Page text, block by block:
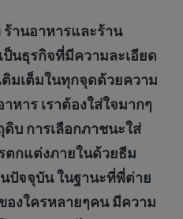
ร้านอาหารและร้าน
ป็นธุรกิจที่มีความละเอียด
ติมเต็มในทุกจุดด้วยความ
หาร เราต้องใส่ใจมากๆ
บ การเลือกภาชนะใส่
ตกแต่งภายในด้วยธีม
ปัจจุบัน ในฐานะที่พี่ต่าย
องใครหลายๆคน มีความ